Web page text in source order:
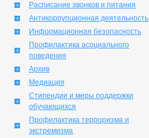
Расписание звонков и питания
Антикоррупционная деятельность
Информационная безопасность
Профилактика асоциального
поведения
Архив
Медиация
Стипендии и меры поддержки
обучающихся
Профилактика терроризма и
экстремизма